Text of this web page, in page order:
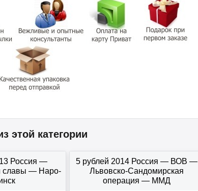
этой категории
Россия —
славы — Наро-
5 рублей 2014 Россия — ВОВ —
Львовско-Сандомирская
операция — ММД